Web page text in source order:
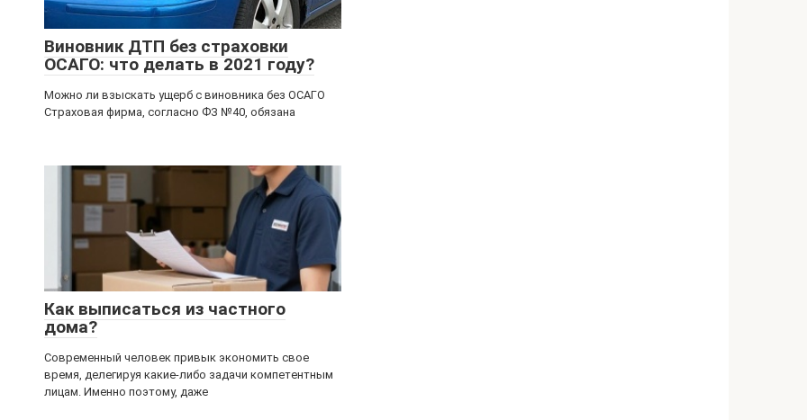
Виновник ДТП без страховки
ОСАГО: что делать в 2021 году?
Можно ли взыскать ущерб с виновника без ОСАГО
Страховая фирма, согласно ФЗ №40, обязана
Как выписаться из частного
дома?
Современный человек привык экономить свое
время, делегируя какие-либо задачи компетентным
лицам. Именно поэтому, даже